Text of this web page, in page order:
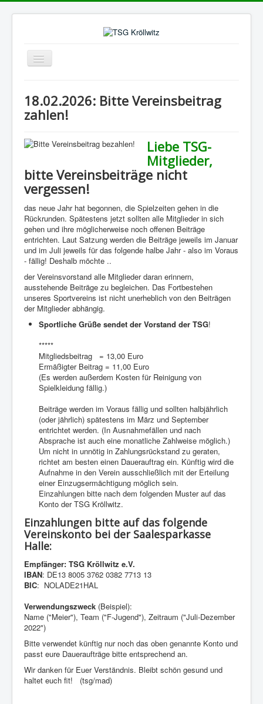
Navigation
an/aus
Suchfeld
18.02.2026: Bitte Vereinsbeitrag
zahlen!
Liebe TSG-
Mitglieder,
bitte Vereinsbeiträge nicht
vergessen!
das neue Jahr hat begonnen, die Spielzeiten gehen in die
Rückrunden. Spätestens jetzt sollten alle Mitglieder in sich
gehen und ihre möglicherweise noch offenen Beiträge
entrichten. Laut Satzung werden die Beiträge jeweils im Januar
und im Juli jeweils für das folgende halbe Jahr - also im Voraus
- fällig! Deshalb möchte ..
der Vereinsvorstand alle Mitglieder daran erinnern,
ausstehende Beiträge zu begleichen. Das Fortbestehen
unseres Sportvereins ist nicht unerheblich von den Beiträgen
der Mitglieder abhängig.
Sportliche Grüße sendet der Vorstand der TSG!
*****
Mitgliedsbeitrag = 13,00 Euro
Ermäßigter Beitrag = 11,00 Euro
(Es werden außerdem Kosten für Reinigung von
Spielkleidung fällig.)
Beiträge werden im Voraus fällig und sollten halbjährlich
(oder jährlich) spätestens im März und September
entrichtet werden. (In Ausnahmefällen und nach
Absprache ist auch eine monatliche Zahlweise möglich.)
Um nicht in unnötig in Zahlungsrückstand zu geraten,
richtet am besten einen Dauerauftrag ein. Künftig wird die
Aufnahme in den Verein ausschließlich mit der Erteilung
einer Einzugsermächtigung möglich sein.
Einzahlungen bitte nach dem folgenden Muster auf das
Konto der TSG Kröllwitz.
Einzahlungen bitte auf das folgende
Vereinskonto bei der Saalesparkasse
Halle:
Empfänger: TSG Kröllwitz e.V.
IBAN: DE13 8005 3762 0382 7713 13
BIC: NOLADE21HAL
Verwendungszweck (Beispiel):
Name ("Meier"), Team ("F-Jugend"), Zeitraum ("Juli-Dezember
2022")
Bitte verwendet künftig nur noch das oben genannte Konto und
passt eure Daueraufträge bitte entsprechend an.
Wir danken für Euer Verständnis. Bleibt schön gesund und
haltet euch fit! (tsg/mad)